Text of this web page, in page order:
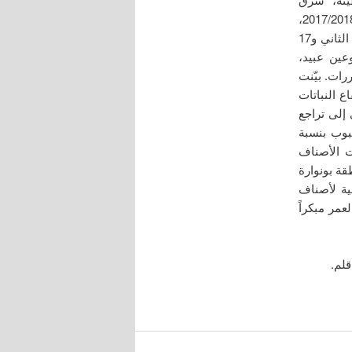
الجمهورية الجزائرية الديمقراطية الشعبية، خلال الموسمين الزراعيين 2016/2017 و2017/2018،
بهدف دراسة تأثير أربعة مواعيد زراعية (14 تشرين الثاني، و1 كانون الأول، و2 كانون الثاني و17
عبيد،
بيّنت
النباتات
أن قصر فترة الإسبال بنسبة 22.52% أدى إلى تراجع
بنسبة 14.02% وعدد الحبوب بنسبة
بنسبة 69.96%. كما أبدت الأصناف
بونوارة
لأصناف
مبكراً